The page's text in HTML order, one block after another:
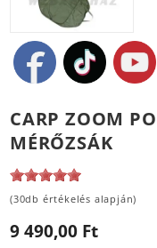
CARP ZOOM
MÉRŐZSÁK
(30db értékelés alapján)
9 490,00 Ft